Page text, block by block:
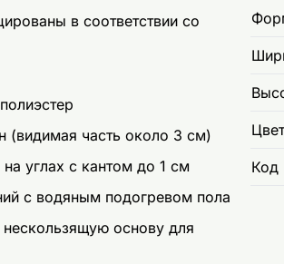
в соответствии со
(видимая часть около 3 см)
углах с кантом до 1 см
с водяным подогревом пола
нескользящую основу для
Цвет
Код